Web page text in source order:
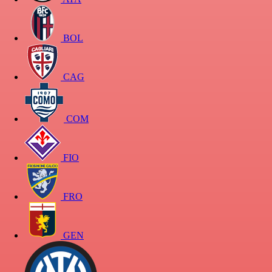
BOL
CAG
COM
FIO
FRO
GEN